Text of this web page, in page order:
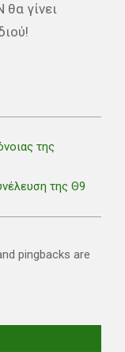
γίνει
της
της Θ9
pingbacks are